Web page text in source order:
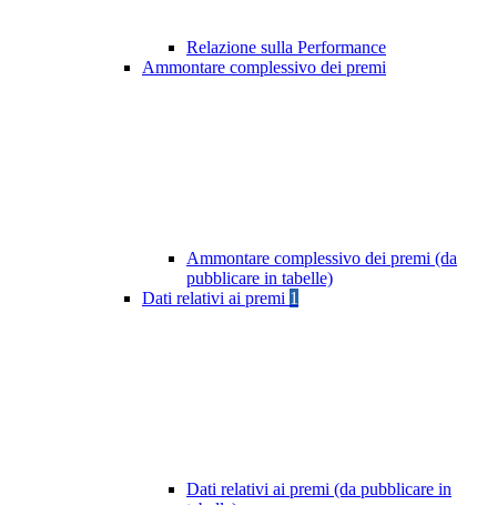
Relazione sulla Performance
Ammontare complessivo dei premi
Ammontare complessivo dei premi (da
pubblicare in tabelle)
Dati relativi ai premi 1
Dati relativi ai premi (da pubblicare in